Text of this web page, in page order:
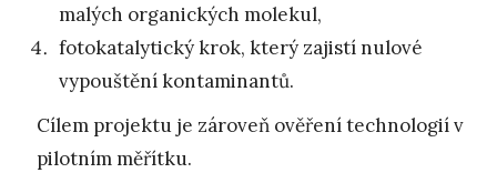
malých organických molekul,
fotokatalytický krok, který zajistí nulové
vypouštění kontaminantů.
Cílem projektu je zároveň ověření technologií v
pilotním měřítku.